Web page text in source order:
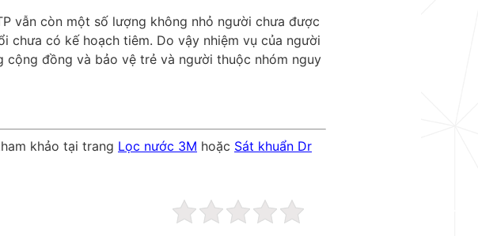
vẫn còn một số lượng không nhỏ người chưa được
chưa có kế hoạch tiêm. Do vậy nhiệm vụ của người
cộng đồng và bảo vệ trẻ và người thuộc nhóm nguy
khảo tại trang Lọc nước 3M hoặc Sát khuẩn Dr